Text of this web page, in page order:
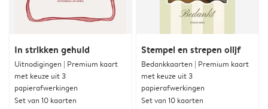
In strikken gehuld
Uitnodigingen | Premium kaart
met keuze uit 3
papierafwerkingen
Set van 10 kaarten
Stempel en strepen olijf
Bedankkaarten | Premium kaart
met keuze uit 3
papierafwerkingen
Set van 10 kaarten